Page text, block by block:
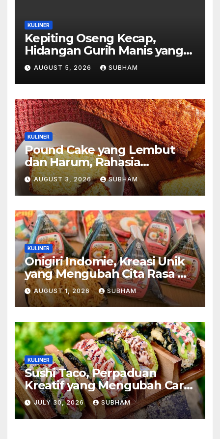
KULINER
Kepiting Oseng Kecap,
Hidangan Gurih Manis yang
Selalu Menggugah Selera di
Setiap Suapan
AUGUST 5, 2026 SUBHAM
KULINER
Pound Cake yang Lembut
dan Harum, Rahasia
Kelezatan Kue Klasik yang
Tak Pernah Kehilangan
Pesona
AUGUST 3, 2026 SUBHAM
KULINER
Onigiri Indomie, Kreasi Unik
yang Mengubah Cita Rasa Mi
Favorit Menjadi Sajian
Kekinian
AUGUST 1, 2026 SUBHAM
KULINER
Sushi Taco, Perpaduan
Kreatif yang Mengubah Cara
Menikmati Hidangan Favorit
JULY 30, 2026 SUBHAM